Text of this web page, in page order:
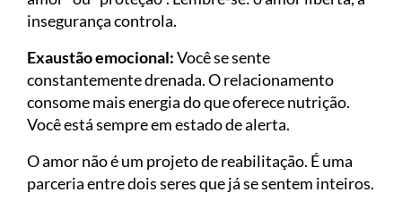
insegurança controla.
Exaustão emocional:Você se sente
constantemente drenada. O relacionamento
consome mais energia do que oferece nutrição.
Você está sempre em estado de alerta.
O amor não é um projeto de reabilitação. É uma
parceria entre dois seres que já se sentem inteiros.